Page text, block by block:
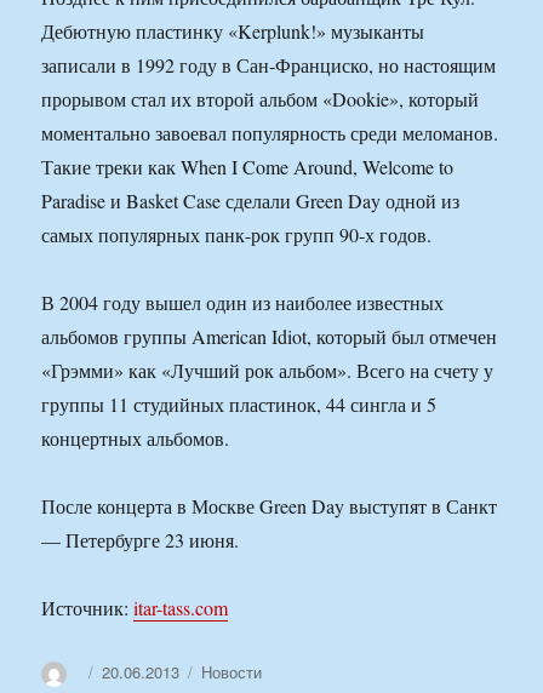
Дебютную пластинку «Kerplunk!» музыканты
записали в 1992 году в Сан-Франциско, но настоящим
прорывом стал их второй альбом «Dookie», который
моментально завоевал популярность среди меломанов.
Такие треки как When I Come Around, Welcome to
Paradise и Basket Case сделали Green Day одной из
самых популярных панк-рок групп 90-х годов.
В 2004 году вышел один из наиболее известных
альбомов группы American Idiot, который был отмечен
«Грэмми» как «Лучший рок альбом». Всего на счету у
группы 11 студийных пластинок, 44 сингла и 5
концертных альбомов.
После концерта в Москве Green Day выступят в Санкт
— Петербурге 23 июня.
Источник:itar-tass.com
АвторОпубликовано
20.06.2013 Рубрики
Новости